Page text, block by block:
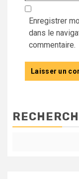
Enregistrer
dans le
commentaire.